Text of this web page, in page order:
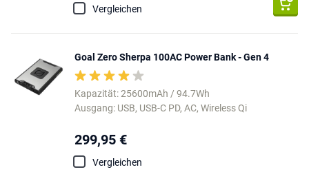
Vergleichen
Goal Zero Sherpa 100AC Power Bank - Gen 4
Kapazität: 25600mAh / 94.7Wh
Ausgang: USB, USB-C PD, AC, Wireless Qi
299,95 €
Vergleichen